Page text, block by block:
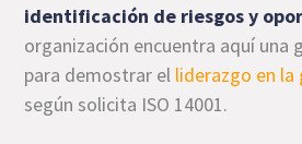
identificación de riesgos y
organización encuentra aquí una
para demostrar el liderazgo en
según solicita ISO 14001.